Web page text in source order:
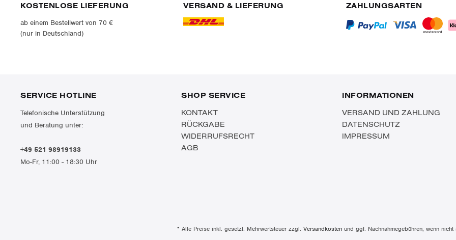
KOSTENLOSE LIEFERUNG
ab einem Bestellwert von 70 €
(nur in Deutschland)
VERSAND & LIEFERUNG ZAHLUNGSARTEN
SERVICE HOTLINE
Telefonische Unterstützung
und Beratung unter:
+49 521 98919133
Mo-Fr, 11:00 - 18:30 Uhr
SHOP SERVICE
KONTAKT
RÜCKGABE
WIDERRUFSRECHT
AGB
INFORMATIONEN
VERSAND UND ZAHLUNG
DATENSCHUTZ
IMPRESSUM
* Alle Preise inkl. gesetzl. Mehrwertsteuer zzgl. Versandkostenund ggf. Nachnahmegebühren, wenn nicht